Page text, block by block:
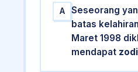
A
Seseorang
batas
Maret 1998
mendapat